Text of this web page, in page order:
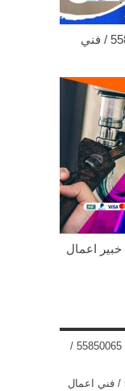
معلم صحي سباك الجابرية / 55850065 / فني
صحي سباك البر / 55850065 / خبير اعمال
معلم صحي سباك اسطبلات الفروانية / 55850065 /
معلم صحي سباك الجابرية / 55850065 / فني اعمال